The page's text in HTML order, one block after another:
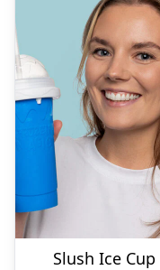
Slush Ice Cup